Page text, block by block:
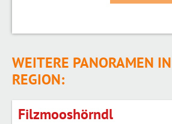
WEITERE PANORAMEN
REGION:
Filzmooshörndl